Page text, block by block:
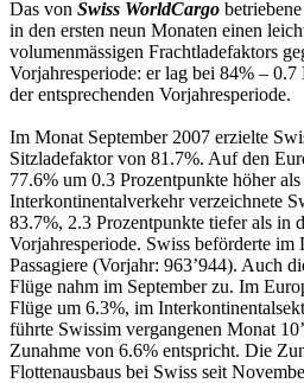
Das von Swiss WorldCargo
in den ersten neun Monaten einen
volumenmässigen Frachtladefaktors
Vorjahresperiode: er lag bei 84% –
der entsprechenden Vorjahresperiode.
Im Monat September 2007 erzielte
Sitzladefaktor von 81.7%. Auf den
77.6% um 0.3 Prozentpunkte höher
Interkontinentalverkehr verzeichnete
83.7%, 2.3 Prozentpunkte tiefer als in
Vorjahresperiode. Swiss beförderte im
Passagiere (Vorjahr: 963’944). Auch
Flüge nahm im September zu. Im
Flüge um 6.3%, im
führte Swissim vergangenen Monat
Zunahme von 6.6% entspricht. Die
Flottenausbaus bei Swiss seit